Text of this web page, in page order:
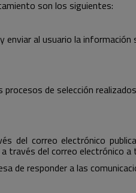
son los siguientes:
al usuario la
de selección
del correo electrónico
través del correo electrónico
de responder a las